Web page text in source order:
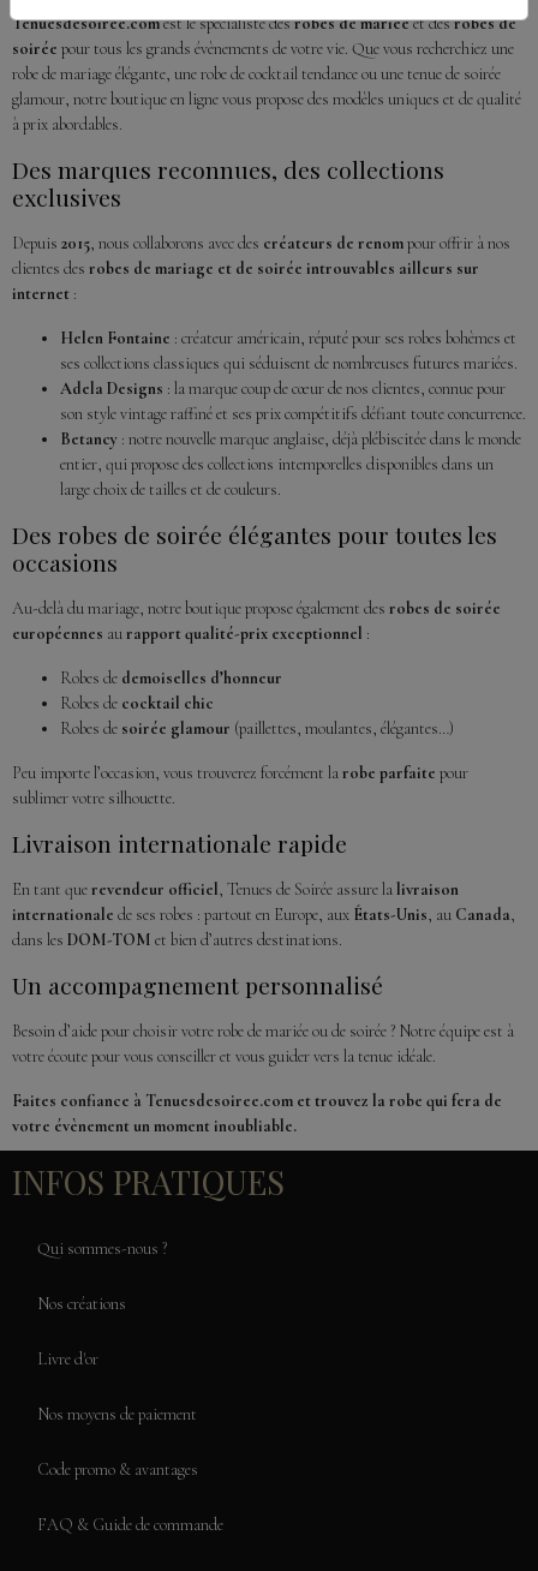
Tenuesdesoiree.comest le spécialiste desrobes de mariéeet desrobes de
soirée pour tous les grands évènements de votre vie. Que vous recherchiez une
robe de mariage élégante, une robe de cocktail tendance ou une tenue de soirée
glamour, notre boutique en ligne vous propose des modèles uniques et de qualité
à prix abordables.
Des marques reconnues, des collections
exclusives
Depuis 2015, nous collaborons avec des créateurs de renompour offrir à nos
clientes des robes de mariage et de soirée introuvables ailleurs sur
internet :
Helen Fontaine : créateur américain, réputé pour ses robes bohèmes et
ses collections classiques qui séduisent de nombreuses futures mariées.
Adela Designs : la marque coup de cœur de nos clientes, connue pour
son style vintage raffiné et ses prix compétitifs défiant toute concurrence.
Betancy : notre nouvelle marque anglaise, déjà plébiscitée dans le monde
entier, qui propose des collections intemporelles disponibles dans un
large choix de tailles et de couleurs.
Des robes de soirée élégantes pour toutes les
occasions
Au-delà du mariage, notre boutique propose également des robes de soirée
européennes aurapport qualité-prix exceptionnel :
Robes de demoiselles d’honneur
Robes de cocktail chic
Robes de soirée glamour (paillettes, moulantes, élégantes…)
Peu importe l’occasion, vous trouverez forcément larobe parfaite pour
sublimer votre silhouette.
Livraison internationale rapide
En tant querevendeur officiel, Tenues de Soirée assure lalivraison
internationale de ses robes : partout en Europe, aux États-Unis, au Canada,
dans les DOM-TOM et bien d’autres destinations.
Un accompagnement personnalisé
Besoin d’aide pour choisir votre robe de mariée ou de soirée ? Notre équipe est à
votre écoute pour vous conseiller et vous guider vers la tenue idéale.
Faites confiance à Tenuesdesoiree.com et trouvez la robe qui fera de
votre évènement un moment inoubliable.
INFOS PRATIQUES
Qui sommes-nous ?
Nos créations
Livre d'or
Nos moyens de paiement
Code promo & avantages
FAQ & Guide de commande